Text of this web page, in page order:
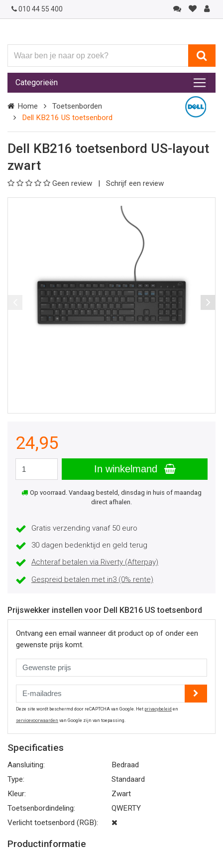
010 44 55 400
ben
je
naar
op
zoek?
Categorieën
Home
Toetsenborden
Dell KB216 US toetsenbord
Dell KB216 toetsenbord US-layout
zwart
Geen review Schrijf een review
24,95
In winkelmand
Op voorraad. Vandaag besteld, dinsdag in huis of maandag
direct afhalen.
Gratis verzending vanaf 50 euro
30 dagen bedenktijd en geld terug
Achteraf betalen via Riverty (Afterpay)
Gespreid betalen met in3 (0% rente)
Prijswekker instellen voor Dell KB216 US toetsenbord
Ontvang een email wanneer dit product op of onder een
gewenste prijs komt.
Deze site wordt beschermd door reCAPTCHA van Google. Het privacybeleid en
servicevoorwaarden van Google zijn van toepassing.
Specificaties
Aansluiting:
Bedraad
Type:
Standaard
Kleur:
Zwart
Toetsenbordindeling:
QWERTY
Verlicht toetsenbord (RGB):
Productinformatie